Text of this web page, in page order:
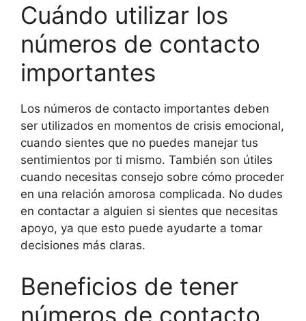
Cuándo utilizar los
números de contacto
importantes
Los números de contacto importantes deben
ser utilizados en momentos de crisis emocional,
cuando sientes que no puedes manejar tus
sentimientos por ti mismo. También son útiles
cuando necesitas consejo sobre cómo proceder
en una relación amorosa complicada. No dudes
en contactar a alguien si sientes que necesitas
apoyo, ya que esto puede ayudarte a tomar
decisiones más claras.
Beneficios de tener
números de contacto